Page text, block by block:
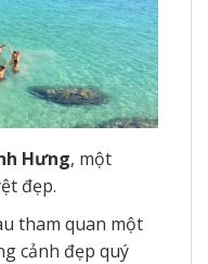
Hưng, một
đẹp.
tham quan một
cảnh đẹp quý